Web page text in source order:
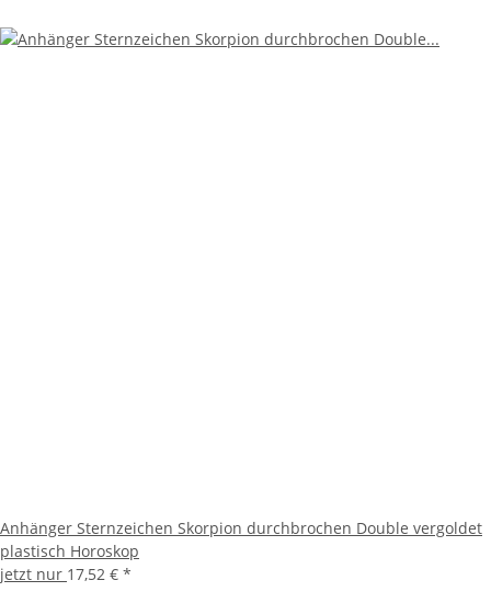
Anhänger Sternzeichen Skorpion durchbrochen Double vergoldet
plastisch Horoskop
jetzt nur 17,52 € *